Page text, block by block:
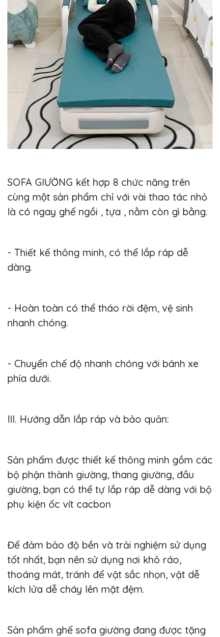
SOFA GIƯỜNG kết hợp 8 chức năng trên
cùng một sản phẩm chỉ với vài thao tác nhỏ
là có ngay ghế ngồi , tựa , nằm còn gì bằng.
- Thiết kế thông minh, có thể lắp ráp dễ
dàng.
- Hoàn toàn có thể tháo rời đệm, vệ sinh
nhanh chóng.
- Chuyển chế độ nhanh chóng với bánh xe
phía dưới.
III. Hướng dẫn lắp ráp và bảo quản:
Sản phẩm được thiết kế thông minh gồm các
bộ phận thành giường, thang giường, đầu
giường, bạn có thể tự lắp ráp dễ dàng với bộ
phụ kiện ốc vít cacbon
Để đảm bảo độ bền và trải nghiệm sử dụng
tốt nhất, bạn nên sử dụng nơi khô ráo,
thoáng mát, tránh để vật sắc nhọn, vật dễ
kích lửa dễ cháy lên mặt đệm.
Sản phẩm ghế sofa giường đang được tặng